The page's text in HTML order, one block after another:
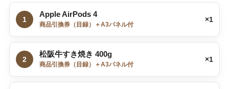
1
Apple AirPods 4
商品引換券（目録）＋A3パネル付
×1
2
松阪牛すき焼き 400g
商品引換券（目録）＋A3パネル付
×1